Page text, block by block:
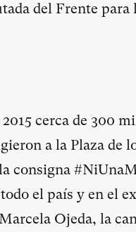
del Frente para
cerca de 300
a la Plaza de
consigna
el país y en el
Ojeda, la